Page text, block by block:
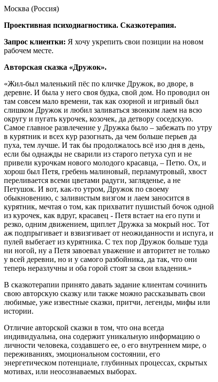
Москва (Россия)
Проективная психодиагностика. Сказкотерапия.
Запрос клиентки: Я хочу укрепить свои позиции на новом
рабочем месте.
Авторская сказка «Дружок».
«Жил-был маленький пёс по кличке Дружок, во дворе, в
деревне. И была у него своя будка, свой дом. Но проводил он
там совсем мало времени, так как озорной и игривый был
слишком Дружок и любил заливаться звонким лаем на всю
округу и пугать курочек, козочек, да детвору соседскую.
Самое главное развлечение у Дружка было – забежать по утру
в курятник и всех кур разогнать, да чем больше перьев да
пуха, тем лучше. И так бы продолжалось всё изо дня в день,
если бы однажды не сварили из старого петуха суп и не
привели курочкам нового молодого красавца, – Петю. Ох, и
хорош был Петя, гребень малиновый, перламутровый, хвост
переливается всеми цветами радуги, загляденье, а не
Петушок. И вот, как-то утром, Дружок по своему
обыкновению, с заливистым визгом и лаем заносится в
курятник, мечтая о том, как прихватит пушистый бочок одной
из курочек, как вдруг, красавец - Петя встает на его пути и
резко, одним движением, щиплет Дружка за мокрый нос. Тот
аж подпрыгивает и взвизгивает от неожиданности и испуга, и
пулей выбегает из курятника. С тех пор Дружок больше туда
ни ногой, ну а Петя завоевал уважение и авторитет не только
у всей деревни, но и у самого разбойника, да так, что они
теперь неразлучны и оба горой стоят за свои владения.»
В сказкотерапии принято давать задание клиентам сочинить
свою авторскую сказку или также можно рассказывать свои
любимые, уже известные сказки, притчи, легенды, мифы или
истории.
Отличие авторской сказки в том, что она всегда
индивидуальна, она содержит уникальную информацию о
личности человека, создавшего ее, о его внутреннем мире, о
переживаниях, эмоциональном состоянии, его
энергетическом потенциале, глубинных процессах, скрытых
мотивах, или неосознаваемых выборах.